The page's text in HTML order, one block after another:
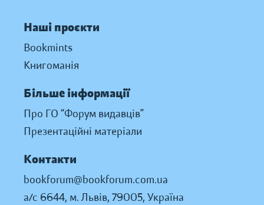
Наші проєкти
Bookmints
Книгоманія
Більше інформації
Про ГО “Форум видавців”
Презентаційні матеріали
Контакти
bookforum@bookforum.com.ua
а/с 6644, м. Львів, 79005, Україна